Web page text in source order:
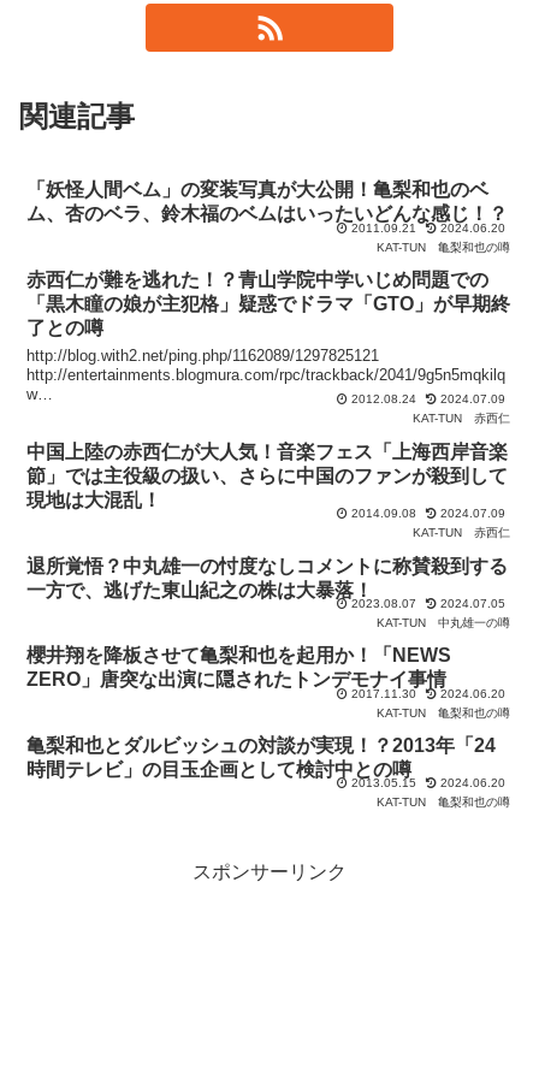
関連記事
「妖怪人間ベム」の変装写真が大公開！亀梨和也のベ
ム、杏のベラ、鈴木福のベムはいったいどんな感じ！？
2011.09.21
2024.06.20
KAT-TUN
亀梨和也の噂
赤西仁が難を逃れた！？青山学院中学いじめ問題での
「黒木瞳の娘が主犯格」疑惑でドラマ「GTO」が早期終
了との噂
http://blog.with2.net/ping.php/1162089/1297825121
http://entertainments.blogmura.com/rpc/trackback/2041/9g5n5mqkilq
w
http://entertainments.blogmura.com/rpc/trackback/77948/9g5n5mqkil
http://entertainments.blogmura.com/rpc/trackback/927/9g5n5mqkilqw
http://entertainments.blogmura.com/rpc/trackback/85238/9g5n5mqkil
qw
http://entertainments.blogmura.com/rpc/trackback/70844/9g5n5mqkil
2012.08.24
2024.07.09
KAT-TUN
赤西仁
中国上陸の赤西仁が大人気！音楽フェス「上海西岸音楽
節」では主役級の扱い、さらに中国のファンが殺到して
現地は大混乱！
2014.09.08
2024.07.09
KAT-TUN
赤西仁
退所覚悟？中丸雄一の忖度なしコメントに称賛殺到する
一方で、逃げた東山紀之の株は大暴落！
2023.08.07
2024.07.05
KAT-TUN
中丸雄一の噂
櫻井翔を降板させて亀梨和也を起用か！「NEWS
ZERO」唐突な出演に隠されたトンデモナイ事情
2017.11.30
2024.06.20
KAT-TUN
亀梨和也の噂
亀梨和也とダルビッシュの対談が実現！？2013年「24
時間テレビ」の目玉企画として検討中との噂
2013.05.15
2024.06.20
KAT-TUN
亀梨和也の噂
スポンサーリンク